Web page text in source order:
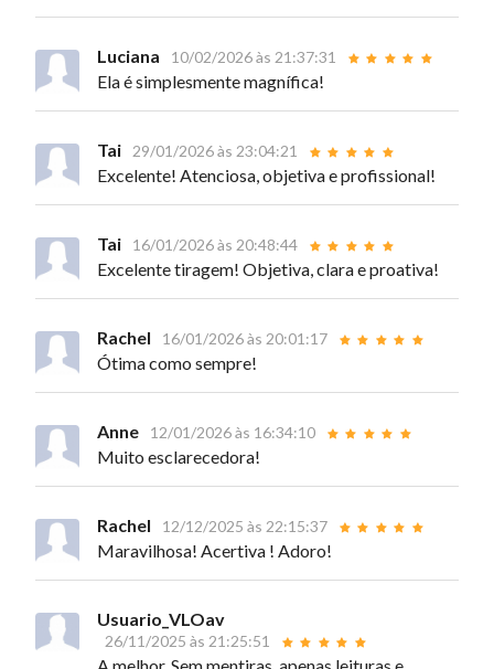
Luciana 10/02/2026 às 21:37:31
Ela é simplesmente magnífica!
Tai 29/01/2026 às 23:04:21
Excelente! Atenciosa, objetiva e profissional!
Tai 16/01/2026 às 20:48:44
Excelente tiragem! Objetiva, clara e proativa!
Rachel 16/01/2026 às 20:01:17
Ótima como sempre!
Anne 12/01/2026 às 16:34:10
Muito esclarecedora!
Rachel 12/12/2025 às 22:15:37
Maravilhosa! Acertiva ! Adoro!
Usuario_VLOav
26/11/2025 às 21:25:51